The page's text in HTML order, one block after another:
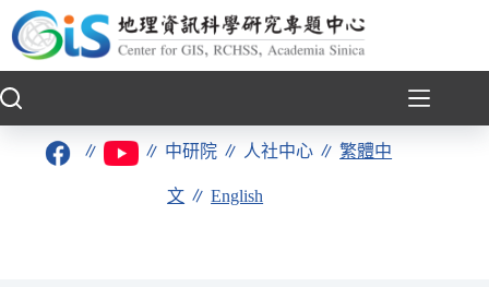
至
要
∥ ∥ 中研院 ∥ 人社中心 ∥繁體中
文 ∥English